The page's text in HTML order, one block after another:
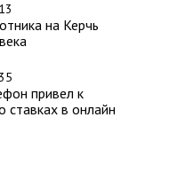
на Керчь
привел к
ставках в онлайн